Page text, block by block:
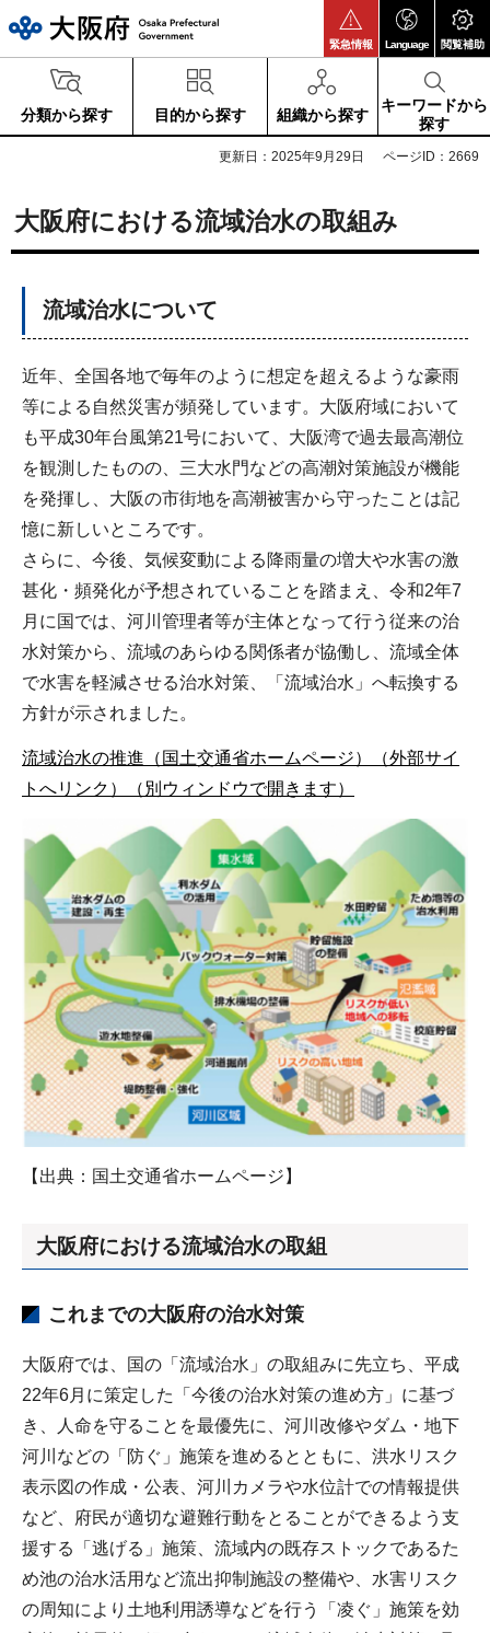
緊急情報 Language 閲覧補助
分類から探す 目的から探す 組織から探す
キーワードから
探す
更新日：2025年9月29日 ページID：2669
大阪府における流域治水の取組み
流域治水について
近年、全国各地で毎年のように想定を超えるような豪雨
等による自然災害が頻発しています。大阪府域において
も平成30年台風第21号において、大阪湾で過去最高潮位
を観測したものの、三大水門などの高潮対策施設が機能
を発揮し、大阪の市街地を高潮被害から守ったことは記
憶に新しいところです。
さらに、今後、気候変動による降雨量の増大や水害の激
甚化・頻発化が予想されていることを踏まえ、令和2年7
月に国では、河川管理者等が主体となって行う従来の治
水対策から、流域のあらゆる関係者が協働し、流域全体
で水害を軽減させる治水対策、「流域治水」へ転換する
方針が示されました。
流域治水の推進（国土交通省ホームページ）（外部サイ
トへリンク）（別ウィンドウで開きます）
【出典：国土交通省ホームページ】
大阪府における流域治水の取組
これまでの大阪府の治水対策
大阪府では、国の「流域治水」の取組みに先立ち、平成
22年6月に策定した「今後の治水対策の進め方」に基づ
き、人命を守ることを最優先に、河川改修やダム・地下
河川などの「防ぐ」施策を進めるとともに、洪水リスク
表示図の作成・公表、河川カメラや水位計での情報提供
など、府民が適切な避難行動をとることができるよう支
援する「逃げる」施策、流域内の既存ストックであるた
め池の治水活用など流出抑制施設の整備や、水害リスク
の周知により土地利用誘導などを行う「凌ぐ」施策を効